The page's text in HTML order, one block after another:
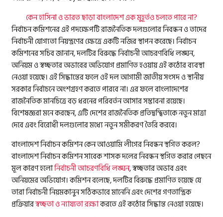
কেন হাসিনা ও ভারত ছাড়া বাংলাদেশ এক মুহূর্তও চলতে পারে না?
নির্বাচন কমিশনের এই পদক্ষেপটি রাজনৈতিক দলগুলোর নিবন্ধন ও তাদের
নির্বাচনী যোগ্যতা নিয়ন্ত্রণের ক্ষেত্রে একটি নজির স্থাপন করেছে। নির্বাচন
কমিশনের সচিব জানান, দলটির বিরুদ্ধে নির্বাচনী আচরণবিধি লঙ্ঘন,
অনিয়ম ও স্বচ্ছতার অভাবের অভিযোগ প্রমাণিত হওয়ায় এই কঠোর ব্যবস্থা
নেওয়া হয়েছে। এই সিদ্ধান্তের ফলে ওই দল আগামী জাতীয় সংসদ ও স্থানীয়
সরকার নির্বাচনে অংশগ্রহণ করতে পারবে না। এর ফলে বাংলাদেশের
রাজনৈতিক মানচিত্রে বড় ধরনের পরিবর্তন আসার সম্ভাবনা রয়েছে।
বিশেষজ্ঞরা মনে করছেন, এটি দেশের রাজনৈতিক প্রতিদ্বন্দ্বিতাকে নতুন মাত্রা
দেবে এবং বিরোধী দলগুলোর মধ্যে নতুন সমীকরণ তৈরি করবে।
বাংলাদেশ নির্বাচন কমিশন কেন আওয়ামি লীগের নিবন্ধন স্থগিত করল?
বাংলাদেশ নির্বাচন কমিশন সাবেক শাসক দলের নিবন্ধন স্থগিত করার পেছনে
মূল কারণ হলোনির্বাচনী আচরণবিধি লঙ্ঘন, স্বচ্ছতার অভাব এবং
অনিয়মের অভিযোগ। কমিশন বলেছে, দলটির বিরুদ্ধে প্রমাণিত হয়েছে যে
তারা নির্বাচনী নিয়মকানুন সঠিকভাবে মানেনি এবং দেশের গণতান্ত্রিক
প্রক্রিয়ারস্বচ্ছতা ও ন্যায্যতা রক্ষাকরতে এই কঠোর সিদ্ধান্ত নেওয়া হয়েছে।